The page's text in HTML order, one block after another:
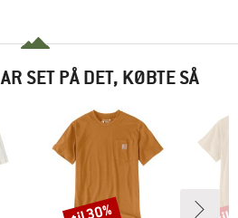
SET PÅ DET, KØBTE SÅ
Rabat